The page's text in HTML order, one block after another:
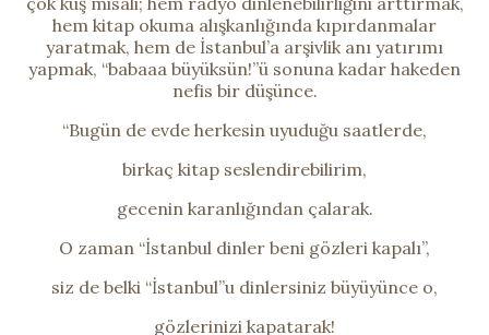
hem kitap okuma alışkanlığında kıpırdanmalar
yaratmak, hem de İstanbul’a arşivlik anı yatırımı
yapmak, “babaaa büyüksün!”ü sonuna kadar hakeden
nefis bir düşünce.
“Bugün de evde herkesin uyuduğu saatlerde,
birkaç kitap seslendirebilirim,
gecenin karanlığından çalarak.
O zaman “İstanbul dinler beni gözleri kapalı”,
siz de belki “İstanbul”u dinlersiniz büyüyünce o,
gözlerinizi kapatarak!